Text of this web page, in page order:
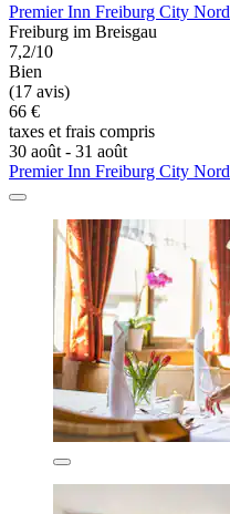
Premier Inn Freiburg City Nord
Freiburg im Breisgau
7,2/10
Bien
(17 avis)
66 €
taxes et frais compris
30 août - 31 août
Premier Inn Freiburg City Nord